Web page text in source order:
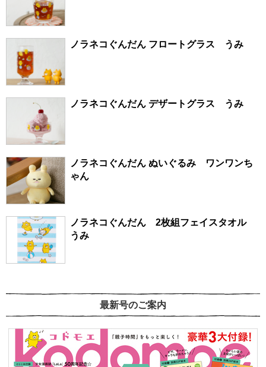
ノラネコぐんだん フロートグラス うみ
ノラネコぐんだん デザートグラス うみ
ノラネコぐんだん ぬいぐるみ ワンワンち
ゃん
ノラネコぐんだん 2枚組フェイスタオル
うみ
最新号のご案内